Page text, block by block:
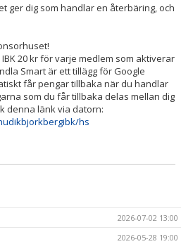
ger dig som handlar en återbäring, och
20 kr för varje medlem som aktiverar
Smart är ett tillägg för Google
får pengar tillbaka när du handlar
som du får tillbaka delas mellan dig
denna länk via datorn:
hs
2026-07-02 13:00
2026-05-28 19:00